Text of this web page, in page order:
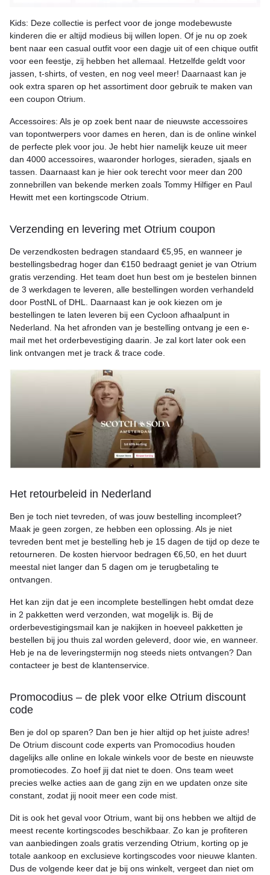
Kids: Deze collectie is perfect voor de jonge modebewuste
kinderen die er altijd modieus bij willen lopen. Of je nu op zoek
bent naar een casual outfit voor een dagje uit of een chique outfit
voor een feestje, zij hebben het allemaal. Hetzelfde geldt voor
jassen, t-shirts, of vesten, en nog veel meer! Daarnaast kan je
ook extra sparen op het assortiment door gebruik te maken van
een coupon Otrium.
Accessoires: Als je op zoek bent naar de nieuwste accessoires
van topontwerpers voor dames en heren, dan is de online winkel
de perfecte plek voor jou. Je hebt hier namelijk keuze uit meer
dan 4000 accessoires, waaronder horloges, sieraden, sjaals en
tassen. Daarnaast kan je hier ook terecht voor meer dan 200
zonnebrillen van bekende merken zoals Tommy Hilfiger en Paul
Hewitt met een kortingscode Otrium.
Verzending en levering met Otrium coupon
De verzendkosten bedragen standaard €5,95, en wanneer je
bestellingsbedrag hoger dan €150 bedraagt geniet je van Otrium
gratis verzending. Het team doet hun best om je bestelen binnen
de 3 werkdagen te leveren, alle bestellingen worden verhandeld
door PostNL of DHL. Daarnaast kan je ook kiezen om je
bestellingen te laten leveren bij een Cycloon afhaalpunt in
Nederland. Na het afronden van je bestelling ontvang je een e-
mail met het orderbevestiging daarin. Je zal kort later ook een
link ontvangen met je track & trace code.
Het retourbeleid in Nederland
Ben je toch niet tevreden, of was jouw bestelling incompleet?
Maak je geen zorgen, ze hebben een oplossing. Als je niet
tevreden bent met je bestelling heb je 15 dagen de tijd op deze te
retourneren. De kosten hiervoor bedragen €6,50, en het duurt
meestal niet langer dan 5 dagen om je terugbetaling te
ontvangen.
Het kan zijn dat je een incomplete bestellingen hebt omdat deze
in 2 pakketten werd verzonden, wat mogelijk is. Bij de
orderbevestigingsmail kan je nakijken in hoeveel pakketten je
bestellen bij jou thuis zal worden geleverd, door wie, en wanneer.
Heb je na de leveringstermijn nog steeds niets ontvangen? Dan
contacteer je best de klantenservice.
Promocodius – de plek voor elke Otrium discount
code
Ben je dol op sparen? Dan ben je hier altijd op het juiste adres!
De Otrium discount code experts van Promocodius houden
dagelijks alle online en lokale winkels voor de beste en nieuwste
promotiecodes. Zo hoef jij dat niet te doen. Ons team weet
precies welke acties aan de gang zijn en we updaten onze site
constant, zodat jij nooit meer een code mist.
Dit is ook het geval voor Otrium, want bij ons hebben we altijd de
meest recente kortingscodes beschikbaar. Zo kan je profiteren
van aanbiedingen zoals gratis verzending Otrium, korting op je
totale aankoop en exclusieve kortingscodes voor nieuwe klanten.
Dus de volgende keer dat je bij ons winkelt, vergeet dan niet om